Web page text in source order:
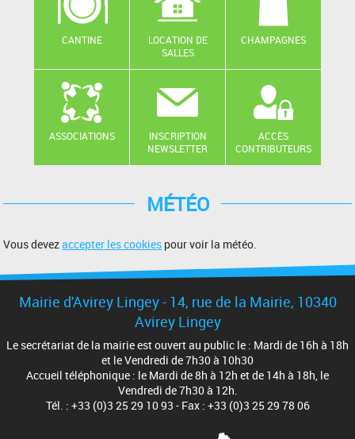
CANTINE
LOCATION DE
SALLES
CHAMPAGNES
ASSOCIATIONS
INSCRIPTION
NEWSLETTER
ACCÈS
CONTRIBUTEURS
MÉTÉO
Vous devezaccepter les cookies pour voir la météo.
Mairie d'Avirey Lingey - 14, rue de la Mairie, 10340
Avirey Lingey
Le secrétariat de la mairie est ouvert au public le : Mardi de 16h à 18h
et le Vendredi de 7h30 à 10h30
Accueil téléphonique : le Mardi de 8h à 12h et de 14h à 18h, le
Vendredi de 7h30 à 12h.
Tél. : +33 (0)3 25 29 10 93 - Fax : +33 (0)3 25 29 78 06